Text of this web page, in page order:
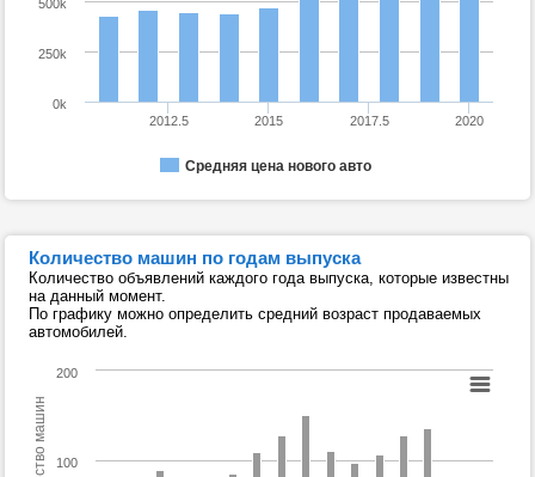
Средняя цена нового авто
2012.5 2015 2017.5 2020
0k
250k
500k
Количество машин по годам выпуска
Количество объявлений каждого года выпуска, которые известны
на данный момент.
По графику можно определить средний возраст продаваемых
автомобилей.
100
200